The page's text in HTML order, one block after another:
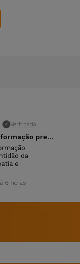
✓ Verificada
A atenção e informação prestada.
da
e
6 horas